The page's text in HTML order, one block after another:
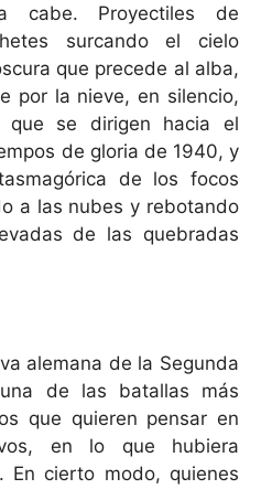
cabe. Proyectiles de
surcando el cielo
que precede al alba,
por la nieve, en silencio,
que se dirigen hacia el
de gloria de 1940, y
de los focos
a las nubes y rebotando
de las quebradas
alemana de la Segunda
de las batallas más
que quieren pensar en
en lo que hubiera
cierto modo, quienes